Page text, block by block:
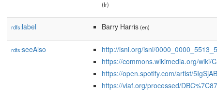
(fr)
rdfs:label Barry Harris(en)
rdfs:seeAlso
http://isni.org/isni/
https://commons.wikimedia.org/wiki/
https://open.spotify.com/artist/
https://viaf.org/processed/